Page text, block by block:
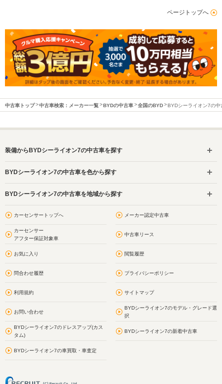
ページトップへ
中古車トップ 中古車検索：メーカー一覧 BYDの中古車 全国のBYD BYDシーライオン7の中
装備からBYDシーライオン7の中古車を探す
BYDシーライオン7の中古車を色から探す
BYDシーライオン7の中古車を地域から探す
カーセンサートップへ メーカー認定中古車
カーセンサー
アフター保証対象車
中古車リース
お気に入り 閲覧履歴
問合わせ履歴 プライバシーポリシー
利用規約 サイトマップ
お問い合わせ
BYDシーライオン7のモデル・グレード選
択
BYDシーライオン7のドレスアップ(カス
タム)
BYDシーライオン7の新着中古車
BYDシーライオン7の車買取・車査定